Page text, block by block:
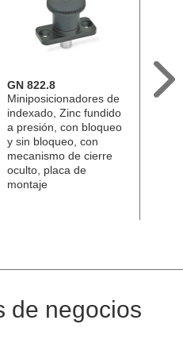
GN 822.8
Miniposicionadores de
indexado, Zinc fundido
a presión, con bloqueo
y sin bloqueo, con
mecanismo de cierre
oculto, placa de
montaje
GN
de negocios